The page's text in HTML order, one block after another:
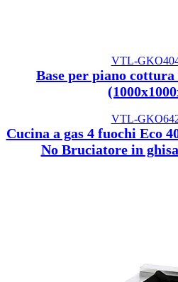
VTL-
Base per piano
VTL-
Cucina a gas 4 fuochi Eco
No Bruciatore in